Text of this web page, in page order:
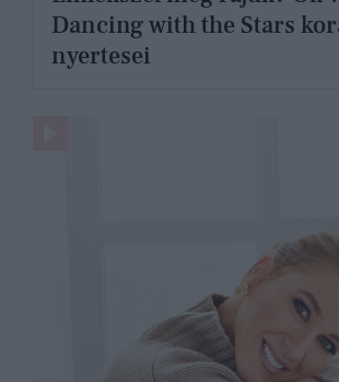
Dancing with the Stars
nyertesei